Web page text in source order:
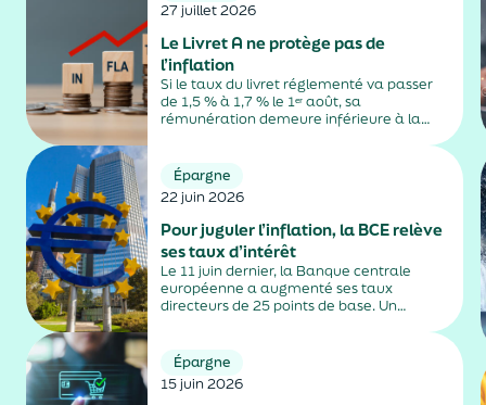
27 juillet 2026
Le Livret A ne protège pas de
l’inflation
Si le taux du livret réglementé va passer
de 1,5 % à 1,7 % le 1ᵉʳ août, sa
rémunération demeure inférieure à la
Épargne
22 juin 2026
Pour juguler l’inflation, la BCE relève
ses taux d’intérêt
Le 11 juin dernier, la Banque centrale
européenne a augmenté ses taux
directeurs de 25 points de base. Un
conflit au Moyen-Orient.
Épargne
15 juin 2026